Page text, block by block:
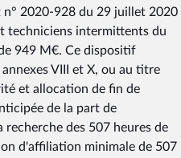
n° 2020-928 du 29 juillet 2020
techniciens intermittents du
949 M€. Ce dispositif
VIII et X, ou au titre
et allocation de fin de
de la part de
des 507 heures de
d'affiliation minimale de 507